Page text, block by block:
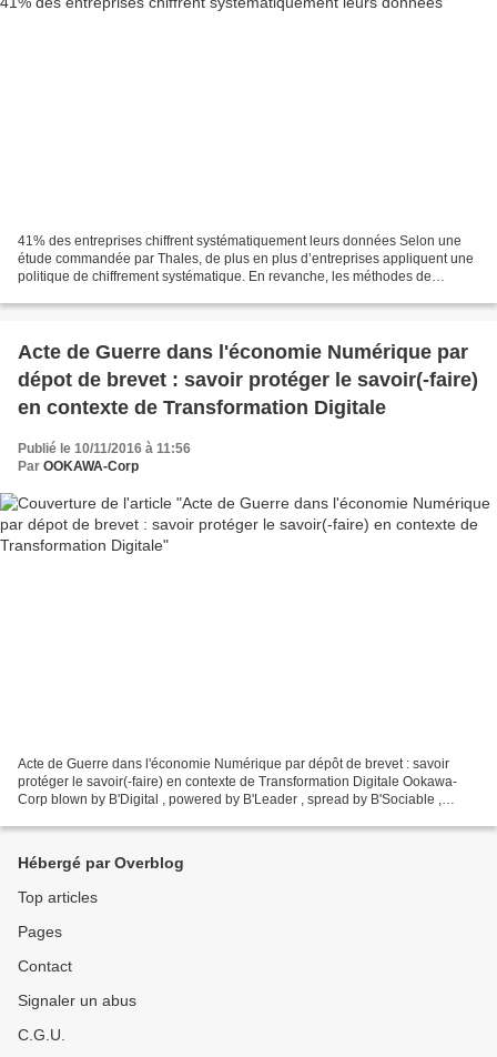
41% des entreprises chiffrent systématiquement leurs données Selon une
étude commandée par Thales, de plus en plus d’entreprises appliquent une
politique de chiffrement systématique. En revanche, les méthodes de
Acte de Guerre dans l'économie Numérique par
dépot de brevet : savoir protéger le savoir(-faire)
en contexte de Transformation Digitale
Publié le 10/11/2016 à 11:56
Par OOKAWA-Corp
Acte de Guerre dans l'économie Numérique par dépôt de brevet : savoir
protéger le savoir(-faire) en contexte de Transformation Digitale Ookawa-
Corp blown by B'Digital , powered by B'Leader , spread by B'Sociable ,
Hébergé par Overblog
Top articles
Pages
Contact
Signaler un abus
C.G.U.